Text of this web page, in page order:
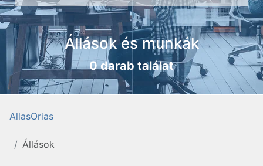
Állások és munkák
0 darab találat
AllasOrias
Állások